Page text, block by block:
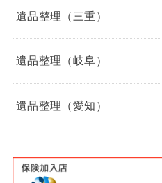
遺品整理（三重）
遺品整理（岐阜）
遺品整理（愛知）